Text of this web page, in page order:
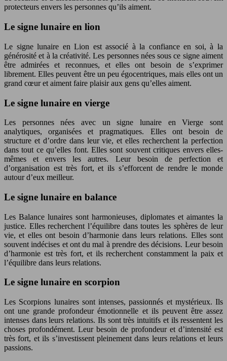
protecteurs envers les personnes qu’ils aiment.
Le signe lunaire en lion
Le signe lunaire en Lion est associé à la confiance en soi, à la
générosité et à la créativité. Les personnes nées sous ce signe aiment
être admirées et reconnues, et elles ont besoin de s’exprimer
librement. Elles peuvent être un peu égocentriques, mais elles ont un
grand cœur et aiment faire plaisir aux gens qu’elles aiment.
Le signe lunaire en vierge
Les personnes nées avec un signe lunaire en Vierge sont
analytiques, organisées et pragmatiques. Elles ont besoin de
structure et d’ordre dans leur vie, et elles recherchent la perfection
dans tout ce qu’elles font. Elles sont souvent critiques envers elles-
mêmes et envers les autres. Leur besoin de perfection et
d’organisation est très fort, et ils s’efforcent de rendre le monde
autour d’eux meilleur.
Le signe lunaire en balance
Les Balance lunaires sont harmonieuses, diplomates et aimantes la
justice. Elles recherchent l’équilibre dans toutes les sphères de leur
vie, et elles ont besoin d’harmonie dans leurs relations. Elles sont
souvent indécises et ont du mal à prendre des décisions. Leur besoin
d’harmonie est très fort, et ils recherchent constamment la paix et
l’équilibre dans leurs relations.
Le signe lunaire en scorpion
Les Scorpions lunaires sont intenses, passionnés et mystérieux. Ils
ont une grande profondeur émotionnelle et ils peuvent être assez
intenses dans leurs relations. Ils sont très intuitifs et ils ressentent les
choses profondément. Leur besoin de profondeur et d’intensité est
très fort, et ils s’investissent pleinement dans leurs relations et leurs
passions.